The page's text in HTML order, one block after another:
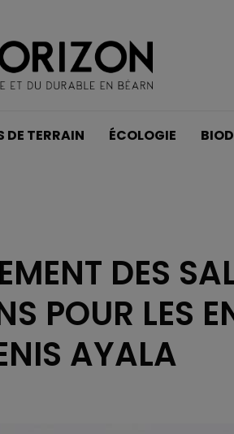
DE TERRAIN ÉCOLOGIE
DES
POUR LES
AYALA